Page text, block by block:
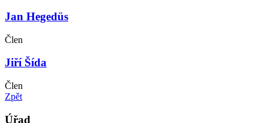
Jan Hegedüs
Člen
Jiří Šída
Člen
Zpět
Úřad